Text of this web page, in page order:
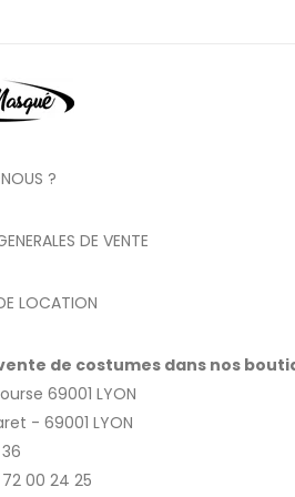
?
DE VENTE
LOCATION
de costumes dans nos
69001 LYON
- 69001 LYON
00 24 25